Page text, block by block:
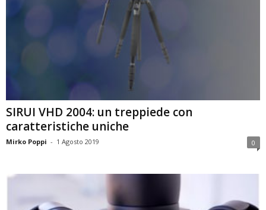
SIRUI VHD 2004 : un treppiede con
caratteristiche uniche
Mirko Poppi - 1 Agosto 2019 0